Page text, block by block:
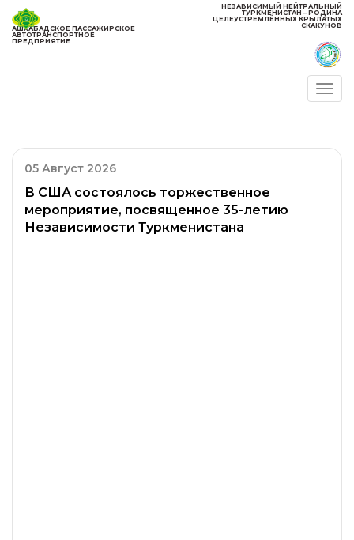
АШХАБАДСКОЕ ПАССАЖИРСКОЕ
АВТОТРАНСПОРТНОЕ
ПРЕДПРИЯТИЕ
НЕЗАВИСИМЫЙ НЕЙТРАЛЬНЫЙ
ТУРКМЕНИСТАН – РОДИНА
ЦЕЛЕУСТРЕМЛЁННЫХ КРЫЛАТЫХ
СКАКУНОВ
05 Август 2026
В США состоялось торжественное
мероприятие, посвященное 35-летию
Независимости Туркменистана